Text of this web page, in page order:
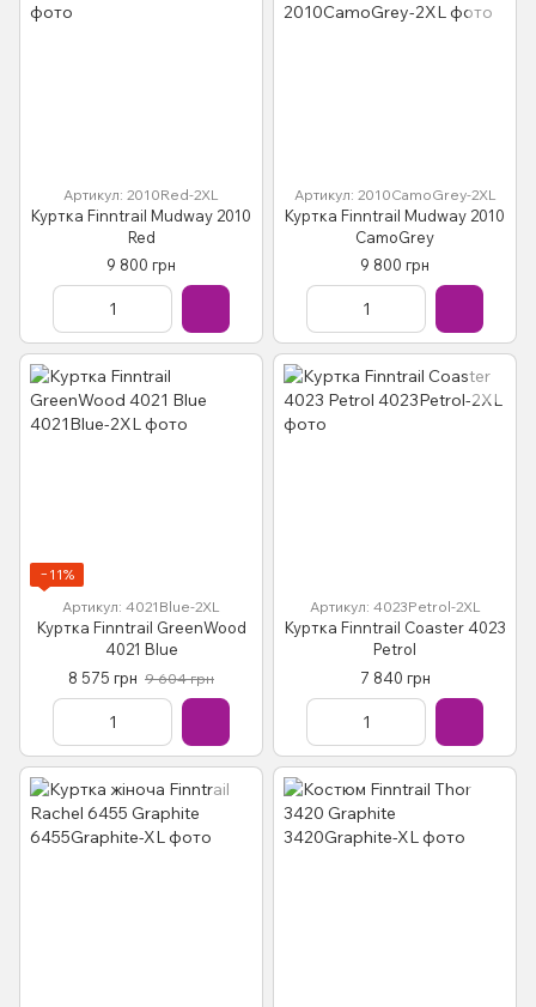
Артикул: 2010Red-2XL
Куртка Finntrail Mudway 2010
Red
9 800 грн
Артикул: 2010CamoGrey-2XL
Куртка Finntrail Mudway 2010
CamoGrey
9 800 грн
−11%
Артикул: 4021Blue-2XL
Куртка Finntrail GreenWood
4021 Blue
8 575 грн 9 604 грн
Артикул: 4023Petrol-2XL
Куртка Finntrail Coaster 4023
Petrol
7 840 грн